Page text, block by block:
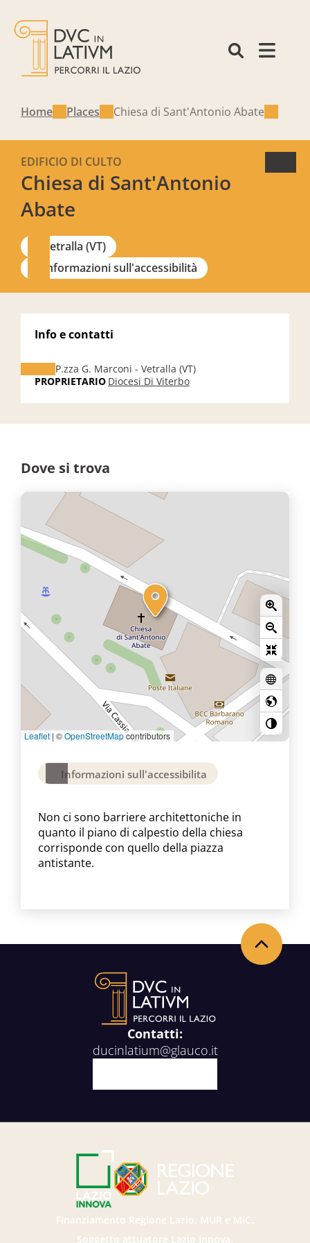
Home Places Chiesa di Sant'Antonio Abate
Chiesa di Sant'Antonio
Abate
EDIFICIO DI CULTO
Vetralla (VT)
Informazioni sull'accessibilità
Info e contatti
P.zza G. Marconi - Vetralla (VT)
PROPRIETARIO Diocesi Di Viterbo
Dove si trova
Leaflet | ©OpenStreetMapcontributors
Informazioni sull'accessibilita
Non ci sono barriere architettoniche in
quanto il piano di calpestio della chiesa
corrisponde con quello della piazza
antistante.
Contatti:
ducinlatium@glauco.it
Finanziamento Regione Lazio, MUR e MiC.
Soggetto attuatore Lazio Innova.
Back to the top